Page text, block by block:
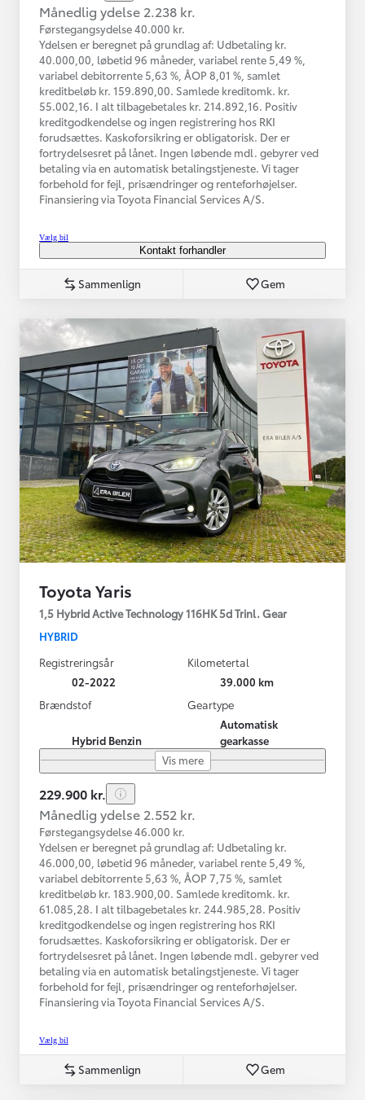
Månedlig ydelse 2.238 kr.
Førstegangsydelse 40.000 kr.
Ydelsen er beregnet på grundlag af: Udbetaling kr.
40.000,00, løbetid 96 måneder, variabel rente 5,49 %,
variabel debitorrente 5,63 %, ÅOP 8,01 %, samlet
kreditbeløb kr. 159.890,00. Samlede kreditomk. kr.
55.002,16. I alt tilbagebetales kr. 214.892,16. Positiv
kreditgodkendelse og ingen registrering hos RKI
forudsættes. Kaskoforsikring er obligatorisk. Der er
fortrydelsesret på lånet. Ingen løbende mdl. gebyrer ved
betaling via en automatisk betalingstjeneste. Vi tager
forbehold for fejl, prisændringer og renteforhøjelser.
Finansiering via Toyota Financial Services A/S.
Vælg bil
Kontakt forhandler
Sammenlign Gem
Toyota Yaris
1,5 Hybrid Active Technology 116HK 5d Trinl. Gear
HYBRID
Registreringsår
02-2022
Kilometertal
39.000 km
Brændstof
Hybrid Benzin
Geartype
Automatisk
gearkasse
Vis mere
229.900 kr.
Månedlig ydelse 2.552 kr.
Førstegangsydelse 46.000 kr.
Ydelsen er beregnet på grundlag af: Udbetaling kr.
46.000,00, løbetid 96 måneder, variabel rente 5,49 %,
variabel debitorrente 5,63 %, ÅOP 7,75 %, samlet
kreditbeløb kr. 183.900,00. Samlede kreditomk. kr.
61.085,28. I alt tilbagebetales kr. 244.985,28. Positiv
kreditgodkendelse og ingen registrering hos RKI
forudsættes. Kaskoforsikring er obligatorisk. Der er
fortrydelsesret på lånet. Ingen løbende mdl. gebyrer ved
betaling via en automatisk betalingstjeneste. Vi tager
forbehold for fejl, prisændringer og renteforhøjelser.
Finansiering via Toyota Financial Services A/S.
Vælg bil
Sammenlign Gem